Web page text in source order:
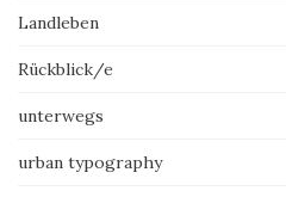
Landleben
Rückblick/e
unterwegs
urban typography